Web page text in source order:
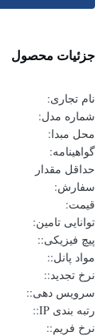
جزئیات محصول
نام تجاری:
شماره مدل:
محل مبدا:
گواهینامه:
حداقل مقدار
سفارش:
قیمت:
توانایی تامین:
پیچ فیزیکی::
مواد پانل::
نرخ تجدید::
سرویس دهی::
رتبه بندی IP::
نرخ فریم::